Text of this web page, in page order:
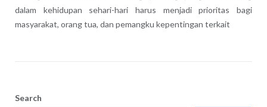
dalam kehidupan sehari-hari harus menjadi prioritas bagi
masyarakat, orang tua, dan pemangku kepentingan terkait
Search